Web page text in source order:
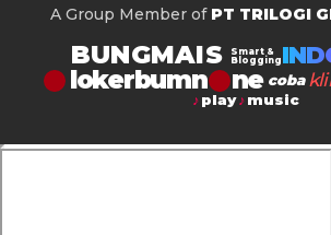
A Group Member of PT TRILOGI
BUNGMAIS
Smart &
Blogging
lokerbumn coba
play
music